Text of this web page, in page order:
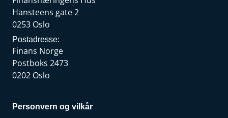
Hansteens gate 2
0253 Oslo
Postadresse:
Finans Norge
Postboks 2473
0202 Oslo
Personvern og vilkår